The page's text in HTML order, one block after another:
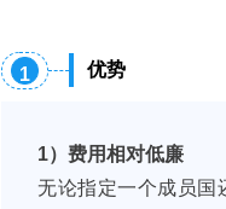
1 优势
1）费用相对低廉
无论指定一个成员国